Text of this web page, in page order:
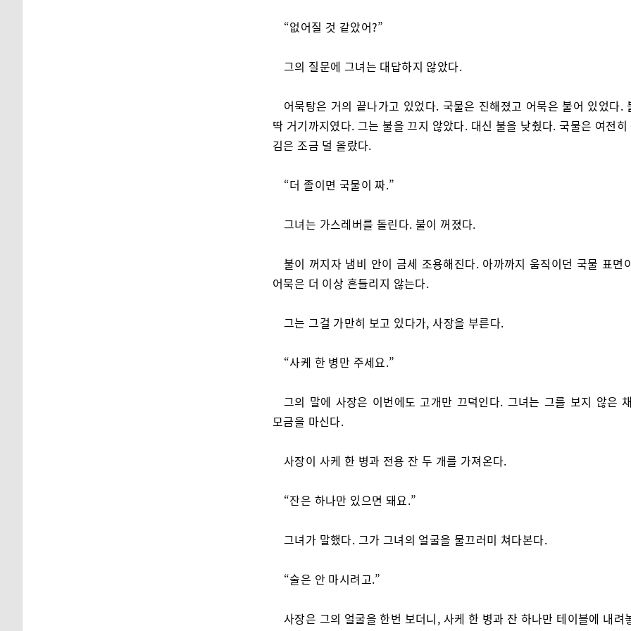
“없어질 것 같았어?”
그의 질문에 그녀는 대답하지 않았다.
어묵탕은 거의 끝나가고 있었다. 국물은 진해졌고 어묵은 불어 있었다.
딱 거기까지였다. 그는 불을 끄지 않았다. 대신 불을 낮췄다. 국물은 여전히
김은 조금 덜 올랐다.
“더 졸이면 국물이 짜.”
그녀는 가스레버를 돌린다. 불이 꺼졌다.
불이 꺼지자 냄비 안이 금세 조용해진다. 아까까지 움직이던 국물 표면
어묵은 더 이상 흔들리지 않는다.
그는 그걸 가만히 보고 있다가, 사장을 부른다.
“사케 한 병만 주세요.”
그의 말에 사장은 이번에도 고개만 끄덕인다. 그녀는 그를 보지 않은
모금을 마신다.
사장이 사케 한 병과 전용 잔 두 개를 가져온다.
“잔은 하나만 있으면 돼요.”
그녀가 말했다. 그가 그녀의 얼굴을 물끄러미 쳐다본다.
“술은 안 마시려고.”
사장은 그의 얼굴을 한번 보더니, 사케 한 병과 잔 하나만 테이블에 내려